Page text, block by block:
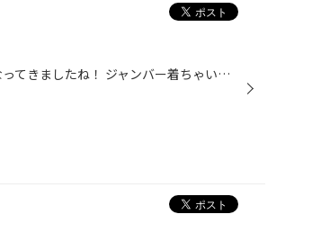
こんにちはぁ～♪♪ なんか夕方になって寒くなってきましたね！ ジャンバー着ちゃいました(>_<) 当店、喫煙ルームの秘密兵器(笑)！？のご紹介です(^^)v 空気清浄器です！常時電源ＯＮですので、いつでもクリーンになってますよぉー!(^^)! 更に加湿機能もありますので過ごし易いと思います。 愛煙家の...